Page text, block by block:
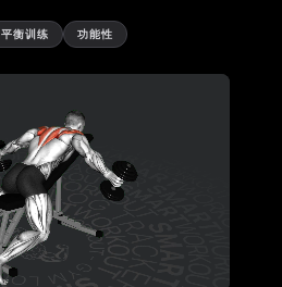
平衡训练 功能性